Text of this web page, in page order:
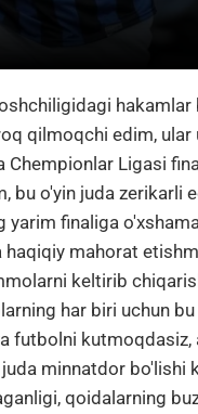
qilmoqchi edim,
Ligasi
o'yin juda zerikarli
finaliga
mahorat
keltirib
har biri uchun
futbolni
minnatdor bo'lishi
qoidalarning